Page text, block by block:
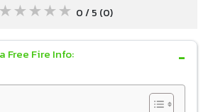
★ ★ ★ ★ ★ 0 / 5 (0)
Free Fire Info: